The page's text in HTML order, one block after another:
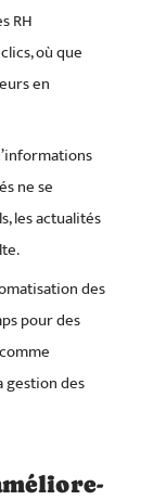
RH
où que
en
ne se
les actualités
des
pour des
gestion des